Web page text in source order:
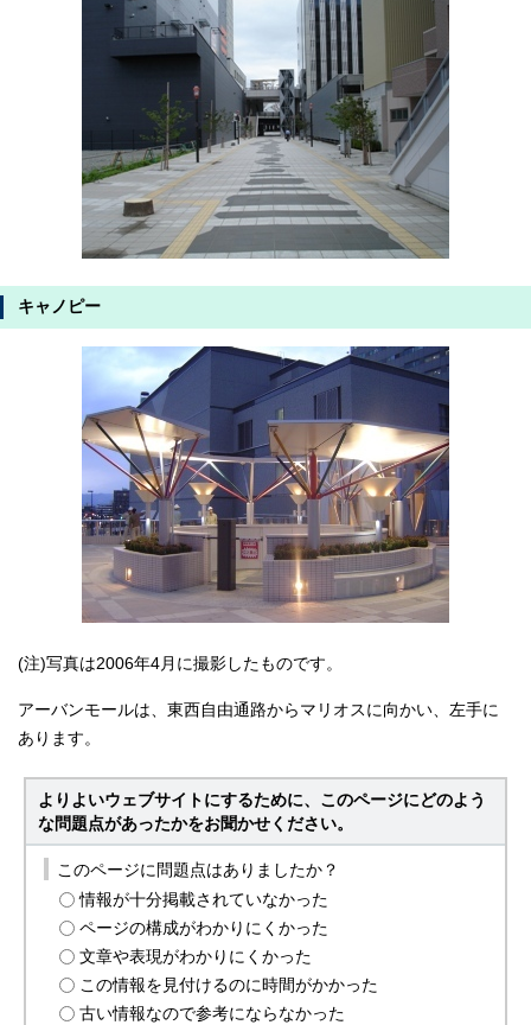
キャノピー
(注)写真は2006年4月に撮影したものです。
アーバンモールは、東西自由通路からマリオスに向かい、左手に
あります。
よりよいウェブサイトにするために、このページにどのよう
な問題点があったかをお聞かせください。
このページに問題点はありましたか？
情報が十分掲載されていなかった
ページの構成がわかりにくかった
文章や表現がわかりにくかった
この情報を見付けるのに時間がかかった
古い情報なので参考にならなかった